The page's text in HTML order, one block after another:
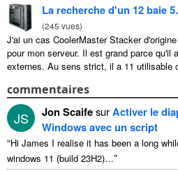
La recherche d'un 12 baie
(245 vues)
J'ai un cas CoolerMaster Stacker
pour mon serveur. Il est grand parce qu'il
externes. Au sens strict, il a 11 utilisable
commentaires
JS Jon ScaifesurActiver le
Windows avec un script
“Hi James I realise it has been a long
windows 11 (build 23H2)…”